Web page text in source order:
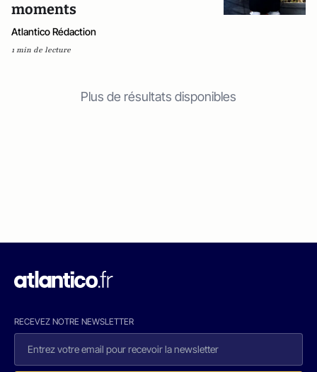
moments
Atlantico Rédaction
1 min de lecture
Plus de résultats disponibles
RECEVEZ NOTRE NEWSLETTER